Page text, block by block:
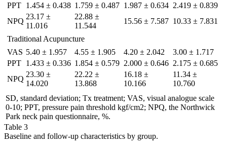
PPT 1.454 ± 0.438 1.759 ± 0.487 1.987 ± 0.634 2.419 ± 0.839
NPQ
23.17 ±
11.016
22.88 ±
11.544
15.56 ± 7.587 10.33 ± 7.831
Traditional Acupuncture
VAS 5.40 ± 1.957 4.55 ± 1.905 4.20 ± 2.042
3.00 ± 1.717
PPT 1.433 ± 0.336 1.854 ± 0.579 2.000 ± 0.646 2.175 ± 0.685
NPQ
23.30 ±
14.020
22.22 ±
13.868
16.18 ±
10.166
11.34 ±
10.760
SD, standard deviation; Tx treatment; VAS, visual analogue scale
0-10; PPT, pressure pain threshold kgf/cm2; NPQ, the Northwick
Park neck pain questionnaire, %.
Table 3
Baseline and follow-up characteristics by group.